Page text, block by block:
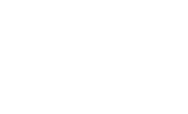
エットの注意点